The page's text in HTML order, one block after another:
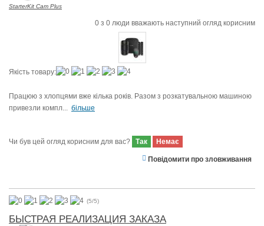
StarterKit Cam Plus
0 з 0 люди вважають наступний огляд корисним
Якість товару:
Працюю з хлопцями вже кілька років. Разом з розкатувальною машиною
привезли компл... більше
Чи був цей огляд корисним для вас? Так Немає
Повідомити про зловживання
(5/5)
БЫСТРАЯ РЕАЛИЗАЦИЯ ЗАКАЗА